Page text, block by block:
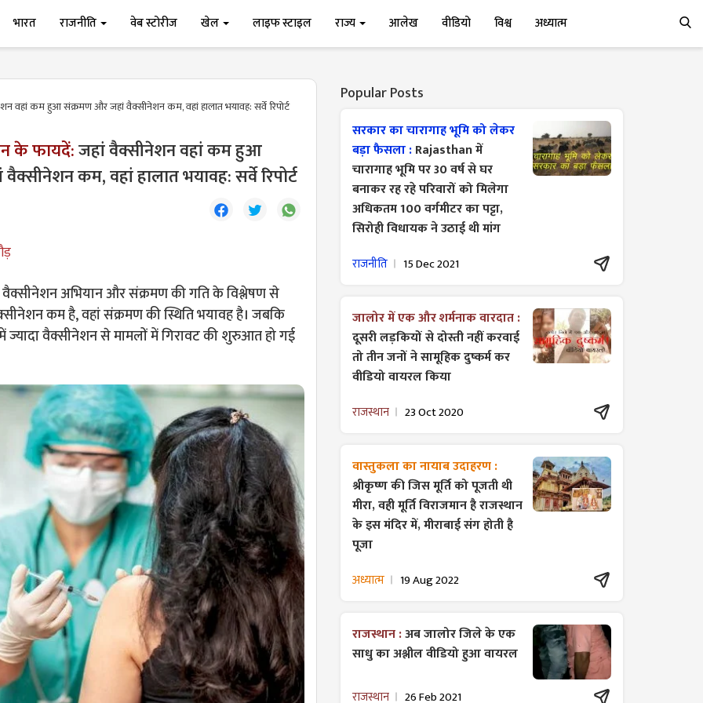
भारत राजनीति वेब स्टोरीज खेल लाइफ स्टाइल राज्य आलेख वीडियो विश्व अध्यात्म
वहां कम हुआ संक्रमण और जहां वैक्सीनेशन कम, वहां हालात भयावह: सर्वे रिपोर्ट
के फायदें:जहां वैक्सीनेशन वहां कम हुआ
कम, वहां हालात भयावह: सर्वे रिपोर्ट
वैक्सीनेशन अभियान और संक्रमण की गति के विश्लेषण से
कम है, वहां संक्रमण की स्थिति भयावह है। जबकि
ज्यादा वैक्सीनेशन से मामलों में गिरावट की शुरुआत हो गई
Popular Posts
सरकार का चारागाह भूमि को लेकर
बड़ा फैसला :Rajasthan में
चारागाह भूमि पर 30 वर्ष से घर
बनाकर रह रहे परिवारों को मिलेगा
अधिकतम 100 वर्गमीटर का पट्टा,
सिरोही विधायक ने उठाई थी मांग
राजनीति 15 Dec 2021
जालोर में एक और शर्मनाक वारदात :
दूसरी लड़कियों से दोस्ती नहीं करवाई
तो तीन जनों ने सामूहिक दुष्कर्म कर
वीडियो वायरल किया
राजस्थान 23 Oct 2020
वास्तुकला का नायाब उदाहरण :
श्रीकृष्ण की जिस मूर्ति को पूजती थी
मीरा, वही मूर्ति विराजमान है राजस्थान
के इस मंदिर में, मीराबाई संग होती है
पूजा
अध्यात्म 19 Aug 2022
राजस्थान :अब जालोर जिले के एक
साधु का अश्लील वीडियो हुआ वायरल
राजस्थान 26 Feb 2021